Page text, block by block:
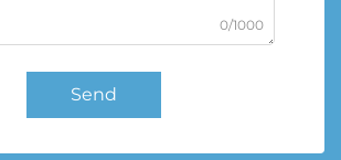
0/1000
Send